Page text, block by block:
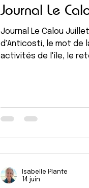
Journal Le
Journal Le Calou
d'Anticosti, le mot de
activités de l'île, le
Isabelle Plante
14 juin